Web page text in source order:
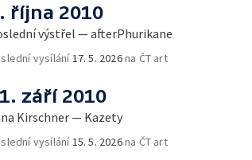
října 2010
výstřel — afterPhurikane
vysílání 17. 5. 2026na ČT art
září 2010
Kirschner — Kazety
vysílání 15. 5. 2026na ČT art